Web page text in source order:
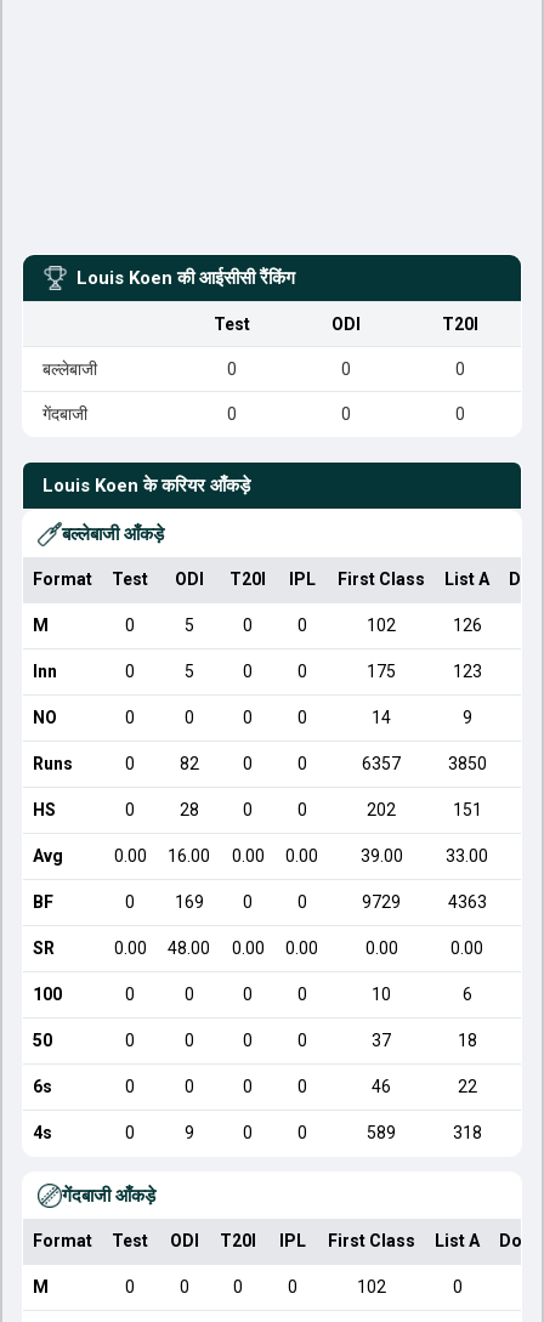
Louis Koen की आईसीसी रैंकिंग
Test ODI T20I
बल्लेबाजी 0 0 0
गेंदबाजी 0 0 0
Louis Koen के करियर आँकड़े
बल्लेबाजी आँकड़े
Format Test ODI T20I IPL First Class List A
M 0 5 0 0 102 126
Inn 0 5 0 0 175 123
NO 0 0 0 0 14 9
Runs 0 82 0 0 6357 3850
HS 0 28 0 0 202 151
Avg 0.00 16.00 0.00 0.00 39.00 33.00
BF 0 169 0 0 9729 4363
SR 0.00 48.00 0.00 0.00 0.00 0.00
100 0 0 0 0 10 6
50 0 0 0 0 37 18
6s 0 0 0 0 46 22
4s 0 9 0 0 589 318
गेंदबाजी आँकड़े
Format Test ODI T20I IPL First Class List A
M 0 0 0 0 102 0